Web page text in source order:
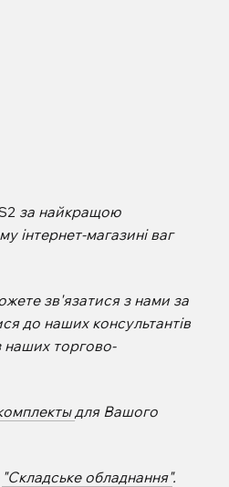
за найкращою
інтернет-магазині ваг
зв'язатися з нами за
до наших консультантів
наших торгово-
для Вашого
"Складське обладнання".